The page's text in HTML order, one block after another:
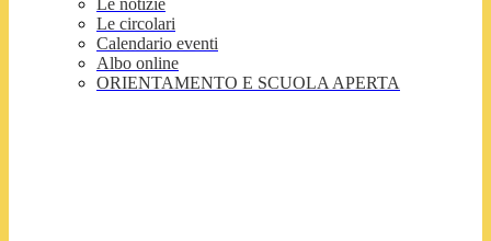
Le notizie
Le circolari
Calendario eventi
Albo online
ORIENTAMENTO E SCUOLA APERTA